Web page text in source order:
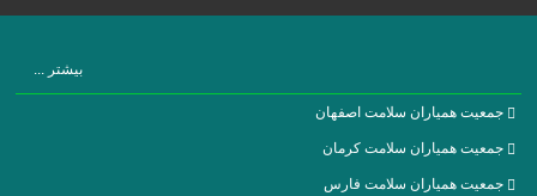
بیشتر ...
جمعیت همیاران سلامت اصفهان
جمعیت همیاران سلامت كرمان
جمعیت همیاران سلامت فارس